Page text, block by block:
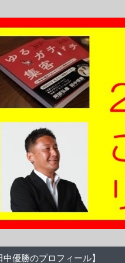
中優勝のプロフィール】